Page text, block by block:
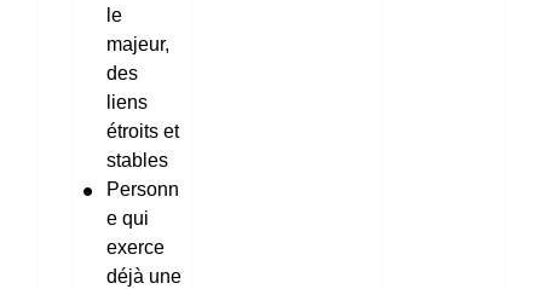
le
majeur,
des
liens
étroits et
stables
Personn
e qui
exerce
déjà une